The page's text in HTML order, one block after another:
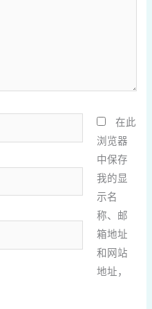
在此
浏览器
中保存
我的显
示名
称、邮
箱地址
和网站
地址，